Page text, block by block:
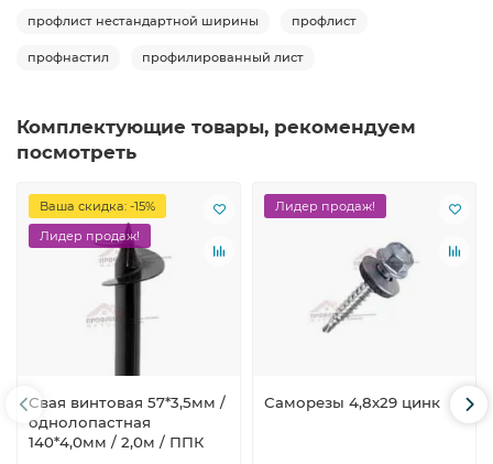
профлист нестандартной ширины профлист
профнастил профилированный лист
Комплектующие товары, рекомендуем
посмотреть
Ваша скидка: -15%
Лидер продаж!
Свая винтовая 57*3,5мм /
однолопастная
140*4,0мм / 2,0м / ППК
Лидер продаж!
Саморезы 4,8х29 цинк